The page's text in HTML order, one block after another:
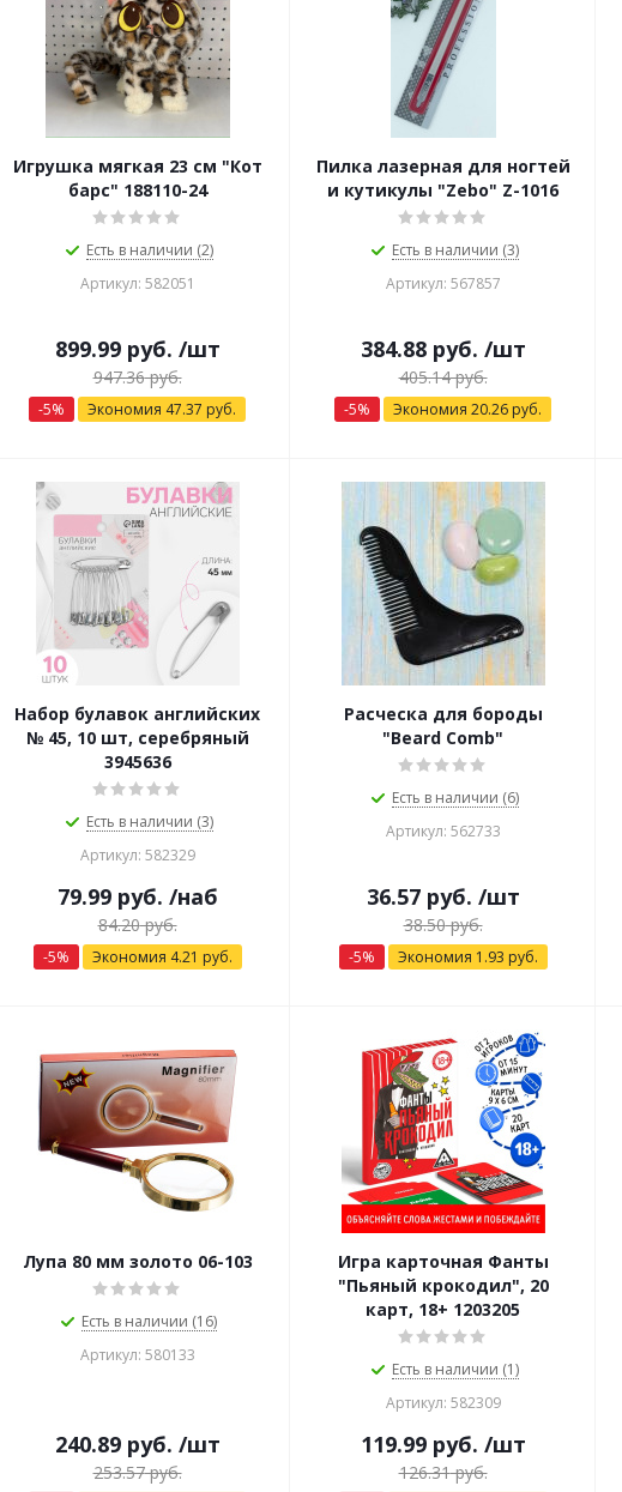
Игрушка мягкая 23 см "Кот
барс" 188110-24
Есть в наличии (2)
Артикул: 582051
899.99руб. /шт
947.36руб.
-5% Экономия 47.37 руб.
Пилка лазерная для ногтей
и кутикулы "Zebo" Z-1016
Есть в наличии (3)
Артикул: 567857
384.88руб. /шт
405.14руб.
-5% Экономия 20.26 руб.
Набор булавок английских
№ 45, 10 шт, серебряный
3945636
Есть в наличии (3)
Артикул: 582329
79.99руб. /наб
84.20руб.
-5% Экономия 4.21 руб.
Расческа для бороды
"Beard Comb"
Есть в наличии (6)
Артикул: 562733
36.57руб. /шт
38.50руб.
-5% Экономия 1.93 руб.
Лупа 80 мм золото 06-103
Есть в наличии (16)
Артикул: 580133
240.89руб. /шт
253.57руб.
Игра карточная Фанты
"Пьяный крокодил", 20
карт, 18+ 1203205
Есть в наличии (1)
Артикул: 582309
119.99руб. /шт
126.31руб.